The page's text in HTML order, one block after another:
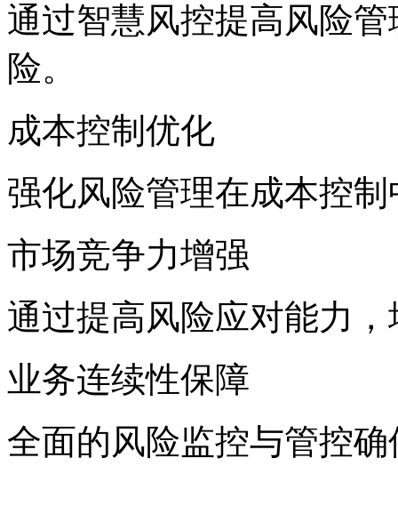
通过智慧风控提高风险管
险。
成本控制优化
强化风险管理在成本控制
市场竞争力增强
通过提高风险应对能力
业务连续性保障
全面的风险监控与管控